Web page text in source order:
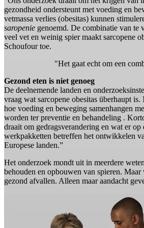
gezondheid ondersteunt met voeding en
vetmassa verlies (obesitas) kunnen
saropenie genoemd. De combinatie van te
veel vet en weinig spier maakt sarcopene
Schoufour toe.
"Het gaat echt om een
Gezond eten is niet genoeg
De deelnemende landen en
vraag wat sarcopene obesitas überhaupt
hoe voeding en beweging samenhangen
worden ter preventie en behandeling .
draait om gedragsverandering en wat er
werkpakketten betreffen het ontwikkelen
Europese landen.”
Het onderzoek mondt uit in meerdere
behouden en opbouwen van spieren.
gezond afvallen. Alleen maar aandacht